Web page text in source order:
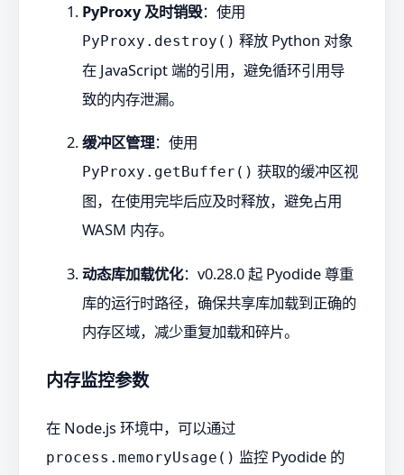
PyProxy 及时销毁：使用
PyProxy.destroy() 释放 Python 对象
在 JavaScript 端的引用，避免循环引用导
致的内存泄漏。
缓冲区管理：使用
PyProxy.getBuffer() 获取的缓冲区视
图，在使用完毕后应及时释放，避免占用
WASM 内存。
动态库加载优化：v0.28.0 起 Pyodide 尊重
库的运行时路径，确保共享库加载到正确的
内存区域，减少重复加载和碎片。
内存监控参数
在 Node.js 环境中，可以通过
process.memoryUsage() 监控 Pyodide 的